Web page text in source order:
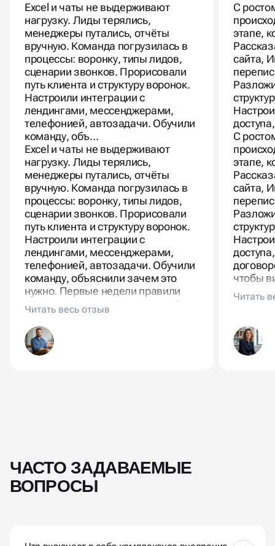
Excel и чаты не выдерживают
нагрузку. Лиды терялись,
менеджеры путались, отчёты
вручную. Команда погрузилась в
процессы: воронку, типы лидов,
сценарии звонков. Прорисовали
путь клиента и структуру воронок.
Настроили интеграции с
лендингами, мессенджерами,
телефонией, автозадачи. Обучили
команду, объ…
Excel и чаты не выдерживают
нагрузку. Лиды терялись,
менеджеры путались, отчёты
вручную. Команда погрузилась в
процессы: воронку, типы лидов,
сценарии звонков. Прорисовали
путь клиента и структуру воронок.
Настроили интеграции с
лендингами, мессенджерами,
телефонией, автозадачи. Обучили
команду, объяснили зачем это
нужно. Первые недели правили
поля, донастраивали статусы. В
CRM видно всё: от первого
касания до оплаты.
С
этапе,
сайта,
С
этапе,
сайта,
чтобы
не
ЧАСТО ЗАДАВАЕМЫЕ
ВОПРОСЫ